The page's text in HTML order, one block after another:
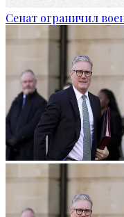
Сенат ограничил